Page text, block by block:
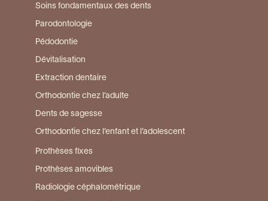
Soins fondamentaux des dents
Parodontologie
Pédodontie
Dévitalisation
Extraction dentaire
Orthodontie chez l’adulte
Dents de sagesse
Orthodontie chez l’enfant et l’adolescent
Prothèses fixes
Prothèses amovibles
Radiologie céphalométrique